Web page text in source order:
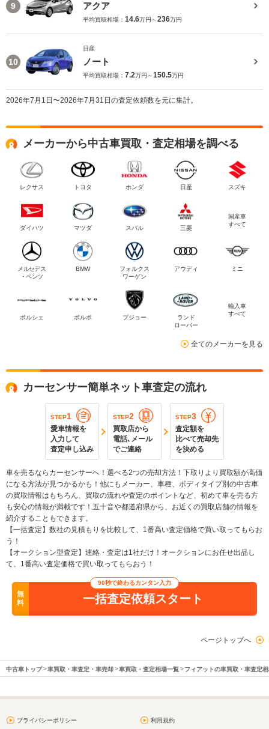
9 アクア
平均買取相場： 14.6万円～236万円
10
日産
ノート
平均買取相場： 7.2万円～150.5万円
2026年7月1日〜2026年7月31日の査定依頼数を元に集計。
メーカーから中古車買取・査定相場を調べる
レクサス トヨタ ホンダ 日産 スズキ
ダイハツ マツダ スバル 三菱
国産車
すべて
メルセデス
・ベンツ
BMW
フォルクス
ワーゲン
アウディ ミニ
ポルシェ ボルボ プジョー
ランド
ローバー
輸入車
すべて
全てのメーカーを見る
カーセンサー簡単ネット車査定の流れ
STEP1
愛車情報を
入力して
査定申し込み
STEP2
買取店から
電話､メール
でご連絡
STEP3
査定額を
比べて売却先
を決める
車を売るならカーセンサーへ！選べる2つの売却方法！下取りより買取額が高価
になる方法が見つかるかも！他にもメーカー、車種、ボディタイプ別の中古車
の買取情報はもちろん、買取の流れや査定のポイントなど、初めて車を売る方
も安心の情報が満載です！五十音や都道府県から、お近くの買取店舗の情報を
紹介することもできます。
【一括査定】数社の見積もりを比較して、1番高い査定価格で買い取ってもらお
う！
【オークション型査定】連絡・査定は1社だけ！オークションにお任せ出品し
て、1番高い査定価格で買い取ってもらおう！
無
料
90秒で終わるカンタン入力
一括査定依頼スタート
ページトップへ
中古車トップ 車買取・車査定・車売却 車買取・査定相場一覧 フィアットの車買取・車査定
プライバシーポリシー 利用規約